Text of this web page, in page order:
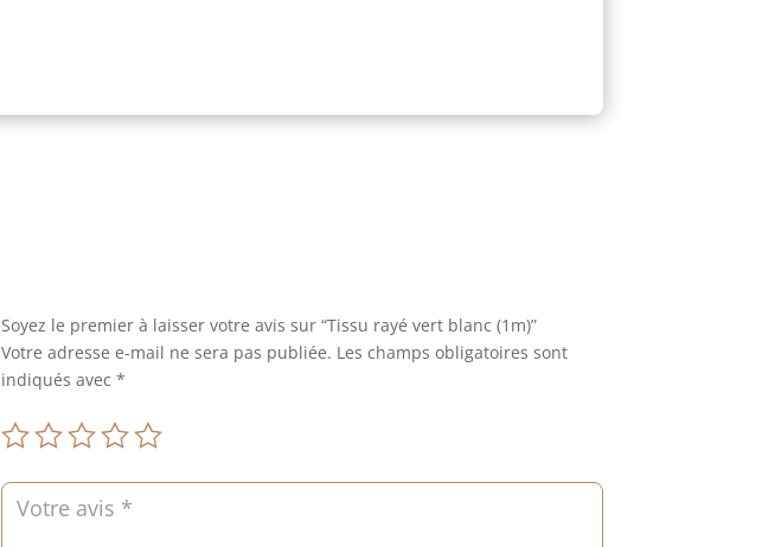
Soyez le premier à laisser votre avis sur “Tissu rayé vert blanc (1m)”
Votre adresse e-mail ne sera pas publiée. Les champs obligatoires sont
indiqués avec *